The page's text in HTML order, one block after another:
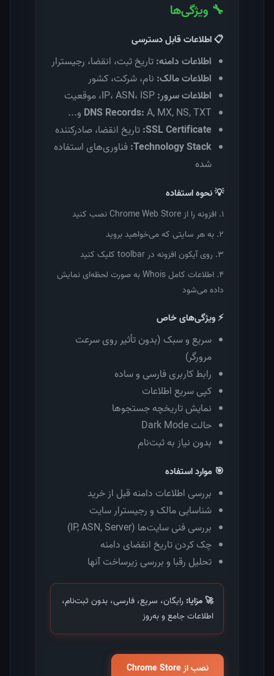
🔧 ویژگی‌ها
📋 اطلاعات قابل دسترسی
اطلاعات دامنه:تاریخ ثبت، انقضا، رجیسترار
اطلاعات مالک: نام، شرکت، کشور
اطلاعات سرور:
DNS Records:A, MX, NS, TXT و...
SSL Certificate: تاریخ انقضا، صادرکننده
Technology Stack: فناوری‌های استفاده
شده
💡 نحوه استفاده
۱. افزونه را از Chrome Web Store نصب کنید
۲. به هر سایتی که می‌خواهید بروید
۳. روی آیکون افزونه در toolbar کلیک کنید
۴. اطلاعات کامل Whois به صورت لحظه‌ای نمایش
داده می‌شود
⚡ ویژگی‌های خاص
سریع و سبک (بدون تأثیر روی سرعت
مرورگر)
رابط کاربری فارسی و ساده
کپی سریع اطلاعات
نمایش تاریخچه جستجوها
حالت Dark Mode
بدون نیاز به ثبت‌نام
🎯 موارد استفاده
بررسی اطلاعات دامنه قبل از خرید
شناسایی مالک و رجیسترار سایت
بررسی فنی سایت‌ها (IP, ASN, Server)
چک کردن تاریخ انقضای دامنه
تحلیل رقبا و بررسی زیرساخت آنها
🚀 مزایا: رایگان، سریع، فارسی، بدون ثبت‌نام،
اطلاعات جامع و به‌روز
نصب از Chrome Store